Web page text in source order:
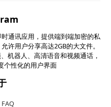
通讯应用，提供端到端加密的私
许用户分享高达2GB的大文件。
机器人、高清语音和视频通话，
个性化的用户界面
FAQ